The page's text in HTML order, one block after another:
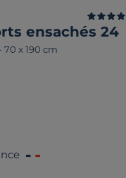
ensachés 24
- 70 x 190 cm